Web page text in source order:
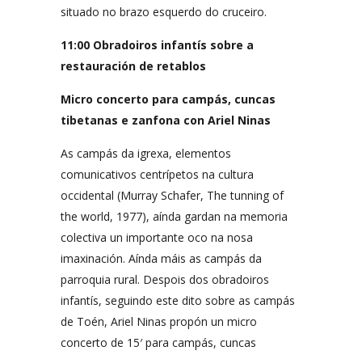
situado no brazo esquerdo do cruceiro.
11:00 Obradoiros infantís sobre a
restauración de retablos
Micro concerto para campás, cuncas
tibetanas e zanfona con Ariel Ninas
As campás da igrexa, elementos
comunicativos centrípetos na cultura
occidental (Murray Schafer, The tunning of
the world, 1977), aínda gardan na memoria
colectiva un importante oco na nosa
imaxinación. Aínda máis as campás da
parroquia rural. Despois dos obradoiros
infantís, seguindo este dito sobre as campás
de Toén, Ariel Ninas propón un micro
concerto de 15′ para campás, cuncas